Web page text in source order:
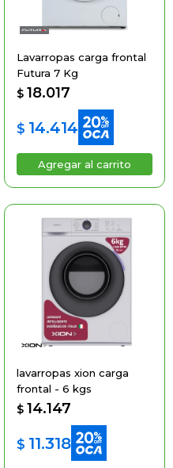
Lavarropas carga frontal
Futura 7 Kg
$ 18.017
$ 14.414
lavarropas xion carga
frontal - 6 kgs
$ 14.147
$ 11.318